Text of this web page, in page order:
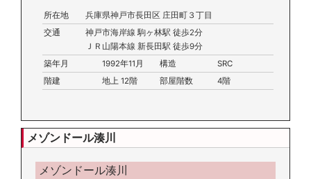
所在地
兵庫県神戸市長田区 庄田町３丁目
交通
神戸市海岸線 駒ヶ林駅 徒歩2分
ＪＲ山陽本線 新長田駅 徒歩9分
築年月
1992年11月 構造
SRC
階建
地上 12階 部屋階数 4階
メゾンドール湊川
メゾンドール湊川